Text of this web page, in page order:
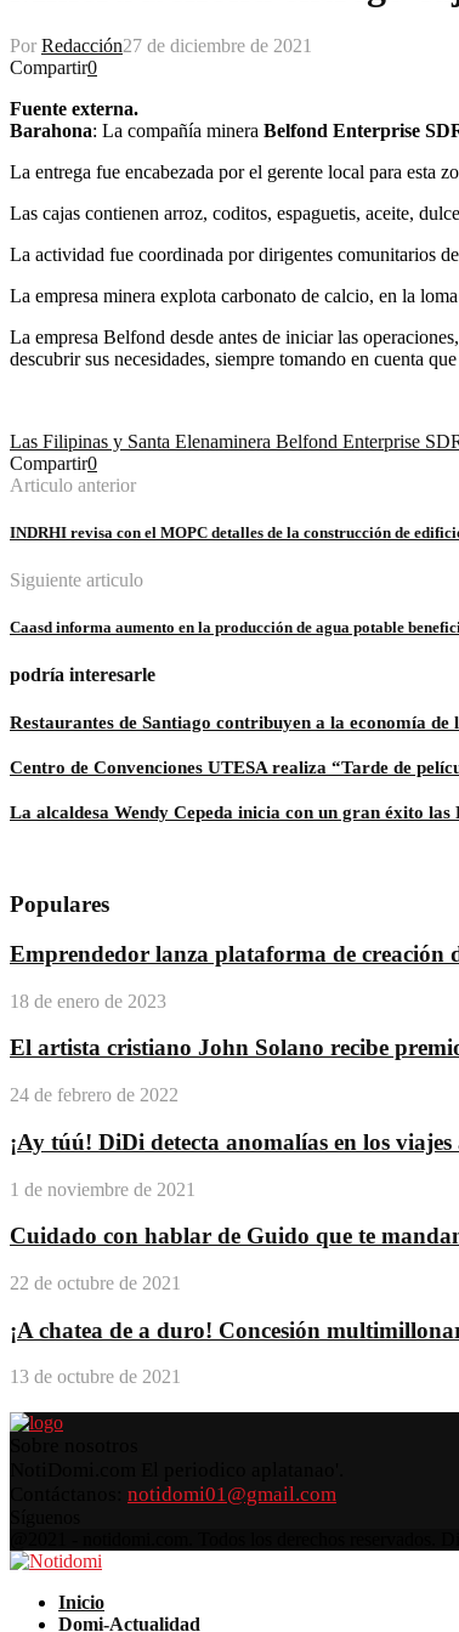
Por Redacción27 de diciembre de 2021
Compartir0
Fuente externa.
Barahona: La compañía minera Belfond Enterprise
La entrega fue encabezada por el gerente local para esta
Las cajas contienen arroz, coditos, espaguetis, aceite,
La actividad fue coordinada por dirigentes comunitarios
La empresa minera explota carbonato de calcio, en la
La empresa Belfond desde antes de iniciar las
descubrir sus necesidades, siempre tomando en cuenta
Las Filipinas y Santa Elenaminera Belfond Enterprise
Compartir0
Articulo anterior
INDRHI revisa con el MOPC detalles de la construcción de
Siguiente articulo
Caasd informa aumento en la producción de agua potable
podría interesarle
Restaurantes de Santiago contribuyen a la economía de
Centro de Convenciones UTESA realiza “Tarde de
La alcaldesa Wendy Cepeda inicia con un gran éxito las
Populares
Emprendedor lanza plataforma de creación
18 de enero de 2023
El artista cristiano John Solano recibe
24 de febrero de 2022
¡Ay túú! DiDi detecta anomalías en los viajes
1 de noviembre de 2021
Cuidado con hablar de Guido que te
22 de octubre de 2021
¡A chatea de a duro! Concesión
13 de octubre de 2021
notidomi01@gmail.com
Inicio
Domi-Actualidad